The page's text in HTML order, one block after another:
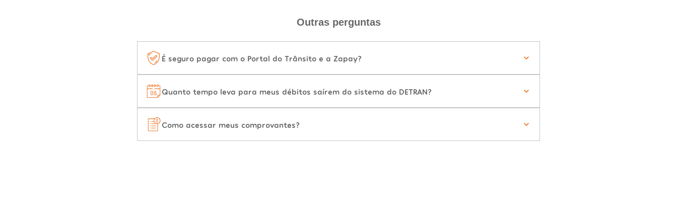
Outras perguntas
É seguro pagar com o Portal do Trânsito e a Zapay?
Quanto tempo leva para meus débitos saírem do sistema do DETRAN?
Como acessar meus comprovantes?